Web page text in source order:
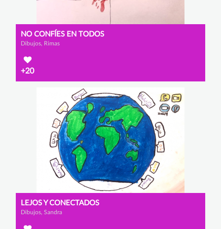
NO CONFÍES EN TODOS
Dibujos, Rimas
+20
LEJOS Y CONECTADOS
Dibujos, Sandra